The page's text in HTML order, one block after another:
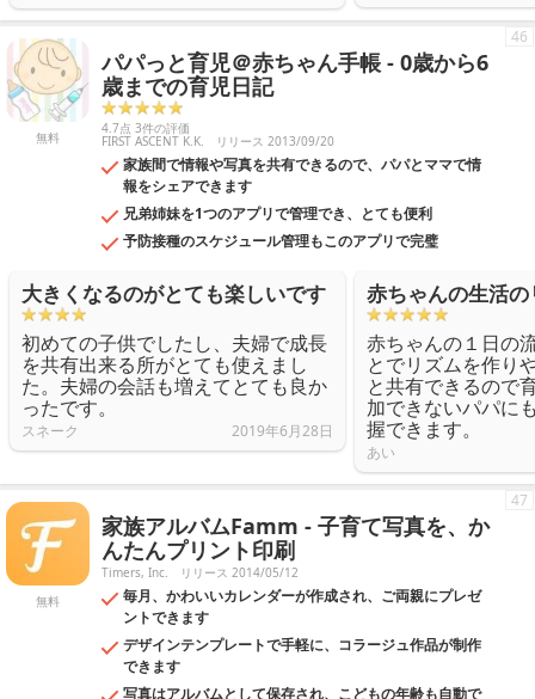
無料
パパっと育児＠赤ちゃん手帳 - 0歳から6
歳までの育児日記
4.7点 3件の評価
FIRST ASCENT K.K. リリース 2013/09/20
家族間で情報や写真を共有できるので、パパとママで情
報をシェアできます
兄弟姉妹を1つのアプリで管理でき、とても便利
予防接種のスケジュール管理もこのアプリで完璧
46
大きくなるのがとても楽しいです
初めての子供でしたし、夫婦で成長
を共有出来る所がとても使えまし
た。夫婦の会話も増えてとても良か
ったです。
スネーク 2019年6月28日
赤ちゃんの生活
赤ちゃんの１日の
とでリズムを作り
と共有できるので
加できないパパに
握できます。
あい
無料
家族アルバムFamm - 子育て写真を、か
んたんプリント印刷
Timers, Inc. リリース 2014/05/12
毎月、かわいいカレンダーが作成され、ご両親にプレゼ
ントできます
デザインテンプレートで手軽に、コラージュ作品が制作
できます
写真はアルバムとして保存され、こどもの年齢も自動で
47